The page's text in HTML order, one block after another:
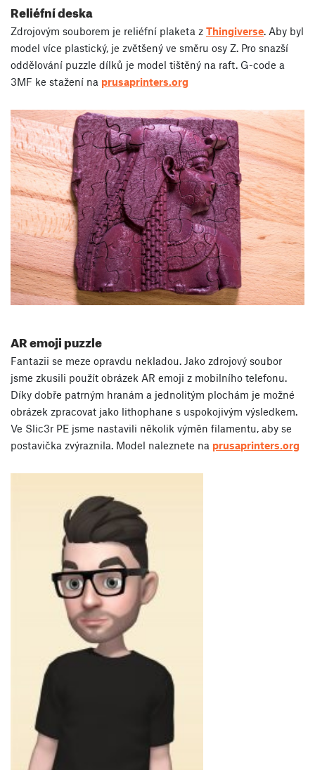
Reliéfní deska
Zdrojovým souborem je reliéfní plaketa z Thingiverse. Aby byl
model více plastický, je zvětšený ve směru osy Z. Pro snazší
oddělování puzzle dílků je model tištěný na raft. G-code a
3MF ke stažení na prusaprinters.org
AR emoji puzzle
Fantazii se meze opravdu nekladou. Jako zdrojový soubor
jsme zkusili použít obrázek AR emoji z mobilního telefonu.
Díky dobře patrným hranám a jednolitým plochám je možné
obrázek zpracovat jako lithophane s uspokojivým výsledkem.
Ve Slic3r PE jsme nastavili několik výměn filamentu, aby se
postavička zvýraznila. Model naleznete na prusaprinters.org